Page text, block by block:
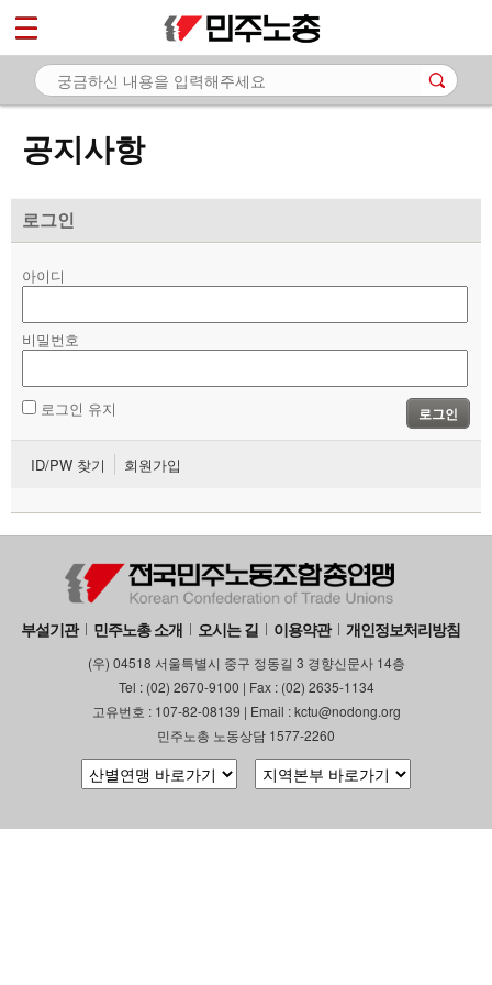
공지사항
로그인
아이디
비밀번호
로그인 유지 로그인
ID/PW 찾기 회원가입
부설기관 민주노총 소개 오시는 길 이용약관 개인정보처리방침
(우) 04518 서울특별시 중구 정동길 3 경향신문사 14층
Tel : (02) 2670-9100 | Fax : (02) 2635-1134
고유번호 : 107-82-08139 | Email : kctu@nodong.org
민주노총 노동상담 1577-2260
마이페이지
소개
- 공지사항
- 성명·보도
자료
부설기관
업무